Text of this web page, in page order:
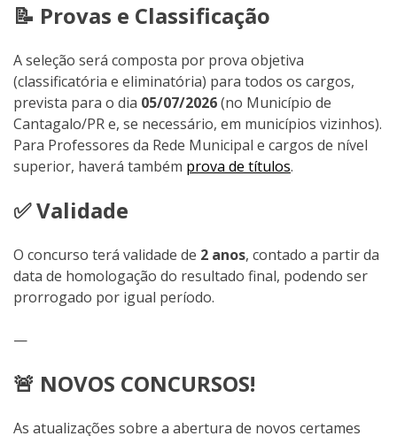
📝 Provas e Classificação
A seleção será composta por prova objetiva
(classificatória e eliminatória) para todos os cargos,
prevista para o dia 05/07/2026(no Município de
Cantagalo/PR e, se necessário, em municípios vizinhos).
Para Professores da Rede Municipal e cargos de nível
superior, haverá também prova de títulos.
✅ Validade
O concurso terá validade de 2 anos, contado a partir da
data de homologação do resultado final, podendo ser
prorrogado por igual período.
—
🚨 NOVOS CONCURSOS!
As atualizações sobre a abertura de novos certames